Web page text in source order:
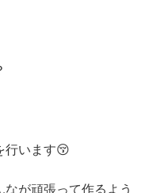
行います😚
が頑張って作るよう